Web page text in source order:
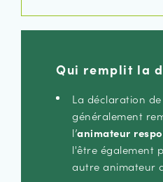
Qui remplit la
La déclaration
généralement
l’animateur
l'être également
autre animateur